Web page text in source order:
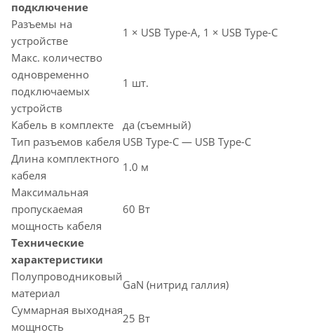
подключение
Разъемы на
устройстве
1 × USB Type-A, 1 × USB Type-C
Макс. количество
одновременно
подключаемых
устройств
1 шт.
Кабель в комплекте
да (съемный)
Тип разъемов кабеля USB Type-C — USB Type-C
Длина комплектного
кабеля
1.0 м
Максимальная
пропускаемая
мощность кабеля
60 Вт
Технические
характеристики
Полупроводниковый
материал
GaN (нитрид галлия)
Суммарная выходная
мощность
25 Вт